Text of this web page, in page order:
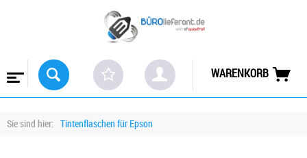
WARENKORB
Sie sind hier: Tintenflaschen für Epson